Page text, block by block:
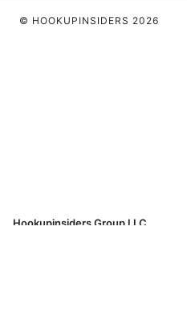
© HOOKUPINSIDERS 2026
Hookupinsiders Group LLC